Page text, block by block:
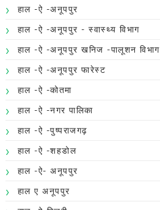
हाल -ऐ -अनूपपुर
हाल -ऐ -अनूपपुर - स्वास्थ्य विभाग
हाल -ऐ -अनूपपुर खनिज -पालूशन विभाग
हाल -ऐ -अनूपपुर फारेस्ट
हाल -ऐ -कोतमा
हाल -ऐ -नगर पालिका
हाल -ऐ -पुष्पराजगढ़
हाल -ऐ -शहडोल
हाल -ऐ- अनूपपुर
हाल ए अनूपपुर